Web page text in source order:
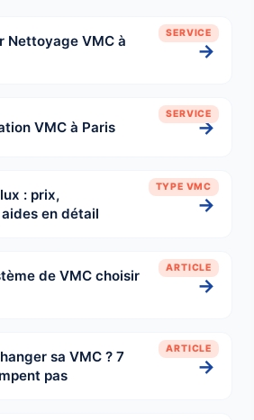
SERVICE
Nettoyage VMC à
→
SERVICE
VMC à Paris →
TYPE VMC
: prix,
en détail
→
ARTICLE
de VMC choisir
→
ARTICLE
sa VMC ? 7
pas
→